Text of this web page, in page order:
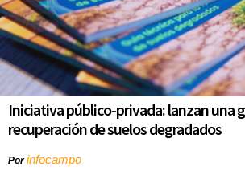
Iniciativa público-privada: lanzan una
recuperación de suelos degradados
Porinfocampo